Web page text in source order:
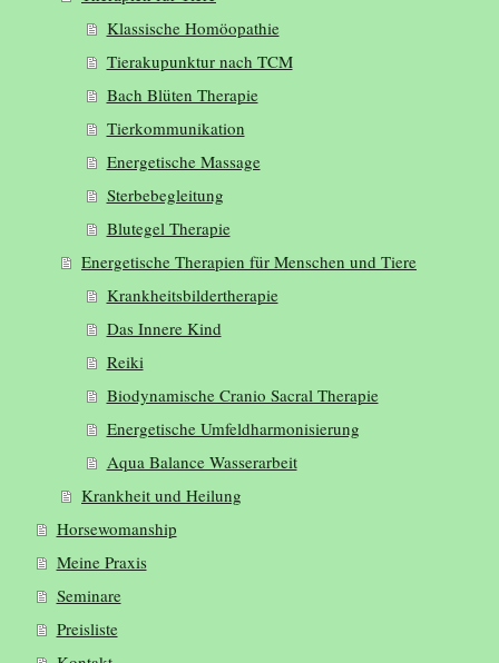
Klassische Homöopathie
Tierakupunktur nach TCM
Bach Blüten Therapie
Tierkommunikation
Energetische Massage
Sterbebegleitung
Blutegel Therapie
Energetische Therapien für Menschen und Tiere
Krankheitsbildertherapie
Das Innere Kind
Reiki
Biodynamische Cranio Sacral Therapie
Energetische Umfeldharmonisierung
Aqua Balance Wasserarbeit
Krankheit und Heilung
Horsewomanship
Meine Praxis
Seminare
Preisliste